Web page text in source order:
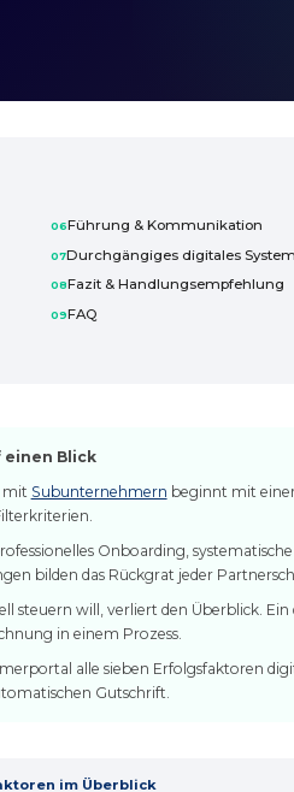
Führung & Kommunikation
Durchgängiges digitales System
Fazit & Handlungsempfehlung
FAQ
einen Blick
mit Subunternehmern beginnt mit
Onboarding, systematische
bilden das Rückgrat jeder
steuern will, verliert den Überblick. Ein
in einem Prozess.
alle sieben Erfolgsfaktoren
Gutschrift.
im Überblick